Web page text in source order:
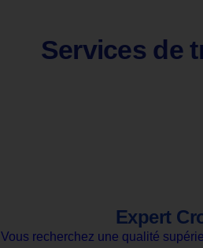
Services de
Expert
Vous recherchez une qualité